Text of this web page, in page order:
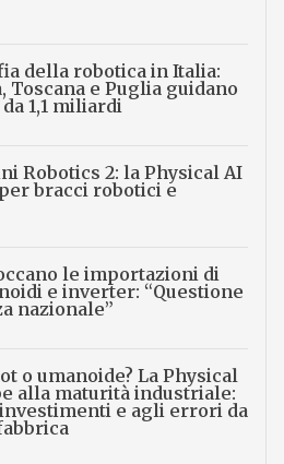
della robotica in Italia:
Toscana e Puglia guidano
1,1 miliardi
Robotics 2: la Physical AI
bracci robotici e
le importazioni di
e inverter: “Questione
nazionale”
o umanoide? La Physical
alla maturità industriale:
e agli errori da